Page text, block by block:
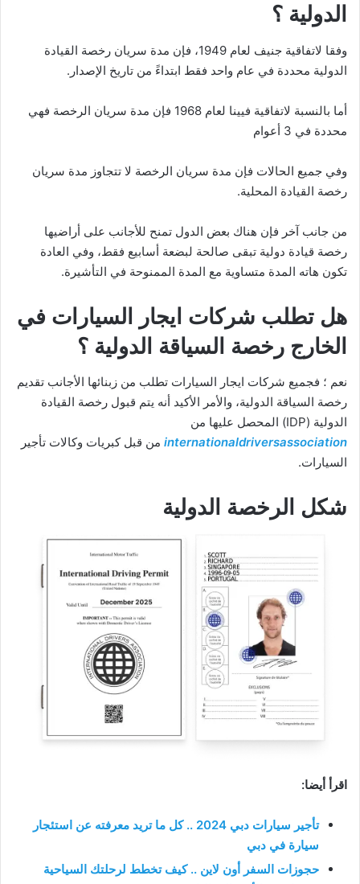
الدولية ؟
وفقا لاتفاقية جنيف لعام 1949، فإن مدة سريان رخصة القيادة
الدولية محددة في عام واحد فقط ابتداءََ من تاريخ الإصدار.
أما بالنسبة لاتفاقية فيينا لعام 1968 فإن مدة سريان الرخصة فهي
محددة في 3 أعوام
وفي جميع الحالات فإن مدة سريان الرخصة لا تتجاوز مدة سريان
رخصة القيادة المحلية.
من جانب آخر فإن هناك بعض الدول تمنح للأجانب على أراضيها
رخصة قيادة دولية تبقى صالحة لبضعة أسابيع فقط، وفي العادة
تكون هاته المدة متساوية مع المدة الممنوحة في التأشيرة.
هل تطلب شركات ايجار السيارات في
الخارج رخصة السياقة الدولية ؟
نعم ؛ فجميع شركات ايجار السيارات تطلب من زبنائها الأجانب تقديم
رخصة السياقة الدولية، والأمر الأكيد أنه يتم قبول رخصة القيادة
الدولية (IDP) المحصل عليها من
internationaldriversassociation من قبل كبريات وكالات تأجير
السيارات.
شكل الرخصة الدولية
اقرأ أيضا:
تأجير سيارات دبي 2024
.. كل ما تريد معرفته عن استئجار
سيارة في دبي
حجوزات السفر أون لاين .. كيف تخطط لرحلتك السياحية